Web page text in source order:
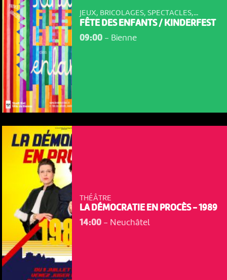
JEUX, BRICOLAGES, SPECTACLES,...
FÊTE DES ENFANTS / KINDERFEST
09:00- Bienne
THÉÂTRE
LA DÉMOCRATIE EN PROCÈS - 1989
14:00- Neuchâtel